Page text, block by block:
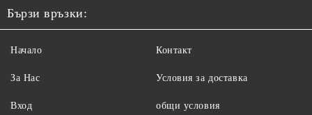
Бързи връзки:
Начало
За Нас
Вход
Контакт
Условия за доставка
общи условия